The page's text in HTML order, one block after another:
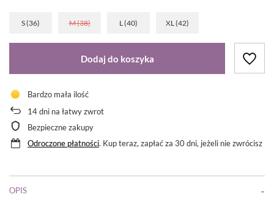
S (36) M (38) L (40) XL (42)
Dodaj do koszyka
Bardzo mała ilość
14dni na łatwy zwrot
Bezpieczne zakupy
Odroczone płatności. Kup teraz, zapłać za 30 dni, jeżeli nie zwrócisz
OPIS